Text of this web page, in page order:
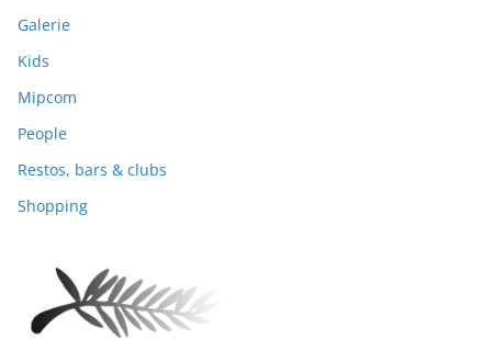
Galerie
Kids
Mipcom
People
Restos, bars & clubs
Shopping